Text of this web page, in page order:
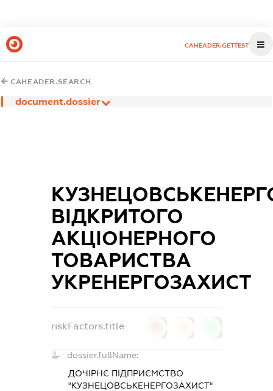
CAHEADER.GETTEST
CAHEADER.SEARCH
document.dossier
ВІДКРИТОГО
АКЦІОНЕРНОГО
ТОВАРИСТВА
УКРЕНЕРГОЗАХИСТ
riskFactors.title
dossier.fullName:
ДОЧІРНЄ ПІДПРИЄМСТВО
"КУЗНЕЦОВСЬКЕНЕРГОЗАХИСТ"